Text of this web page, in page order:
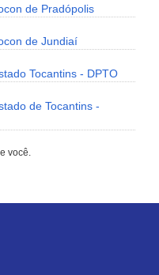
de Pradópolis
de Jundiaí
Tocantins - DPTO
de Tocantins -
você.